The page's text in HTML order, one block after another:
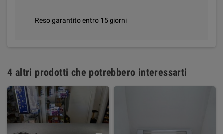
Reso garantito entro 15 giorni
4 altri prodotti che potrebbero interessarti